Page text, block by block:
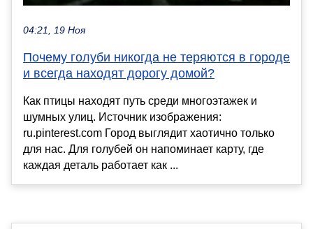
04:21, 19 Ноя
Почему голуби никогда не теряются в городе
и всегда находят дорогу домой?
Как птицы находят путь среди многоэтажек и
шумных улиц. Источник изображения:
ru.pinterest.com Город выглядит хаотично только
для нас. Для голубей он напоминает карту, где
каждая деталь работает как ...